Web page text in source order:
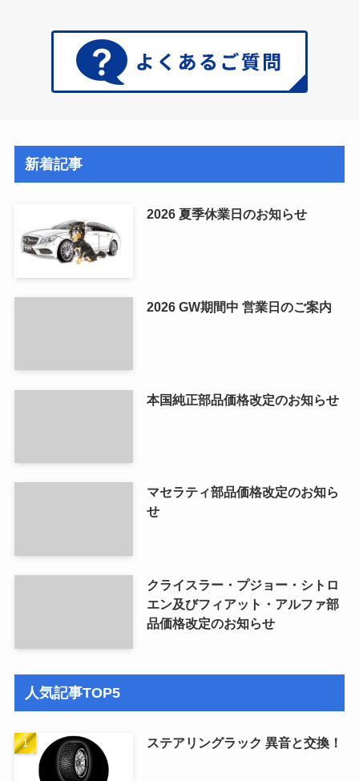
新着記事
2026 夏季休業日のお知らせ
2026 GW期間中 営業日のご案内
本国純正部品価格改定のお知らせ
マセラティ部品価格改定のお知ら
せ
クライスラー・プジョー・シトロ
エン及びフィアット・アルファ部
品価格改定のお知らせ
人気記事TOP5
ステアリングラック 異音と交換！